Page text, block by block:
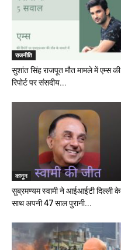
राजनीति
सुशांत सिंह राजपूत मौत मामले में एम्स की
रिपोर्ट पर संसदीय...
कानून
सुब्रमण्यम स्वामी ने आईआईटी दिल्ली के
साथ अपनी 47 साल पुरानी...